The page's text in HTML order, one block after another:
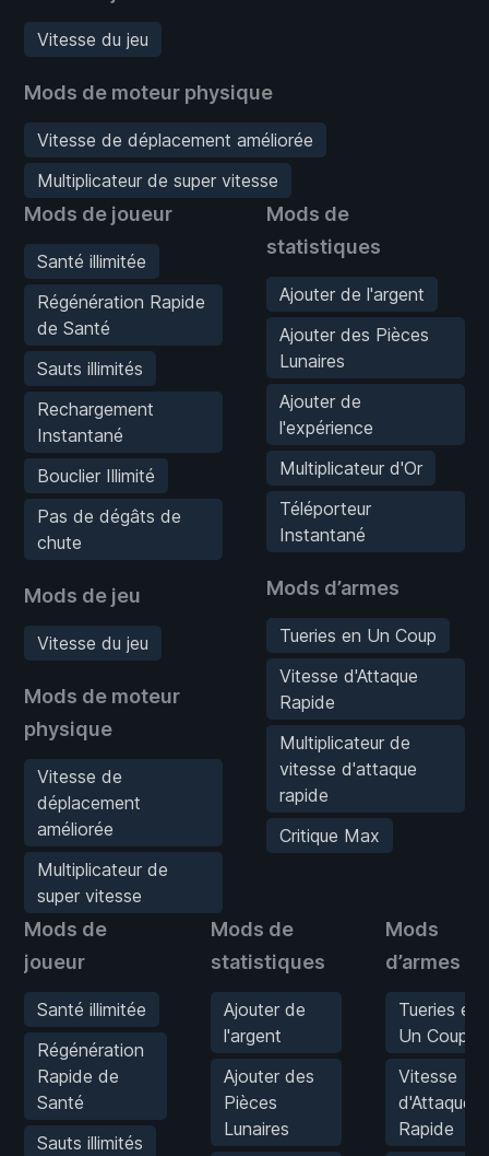
Vitesse du jeu
Mods de moteur physique
Vitesse de déplacement améliorée
Multiplicateur de super vitesse
Mods de joueur
Santé illimitée
Régénération Rapide
de Santé
Sauts illimités
Rechargement
Instantané
Bouclier Illimité
Pas de dégâts de
chute
Mods de jeu
Vitesse du jeu
Mods de moteur
physique
Vitesse de
déplacement
améliorée
Multiplicateur de
super vitesse
Mods de
statistiques
Ajouter de l'argent
Ajouter des Pièces
Lunaires
Ajouter de
l'expérience
Multiplicateur d'Or
Téléporteur
Instantané
Mods d’armes
Tueries en Un Coup
Vitesse d'Attaque
Rapide
Multiplicateur de
vitesse d'attaque
rapide
Critique Max
Mods de
joueur
Santé illimitée
Régénération
Rapide de
Santé
Sauts illimités
Mods de
statistiques
Ajouter de
l'argent
Ajouter des
Pièces
Lunaires
Mods
d’armes
Tueries en
Un Coup
Vitesse
d'Attaque
Rapide